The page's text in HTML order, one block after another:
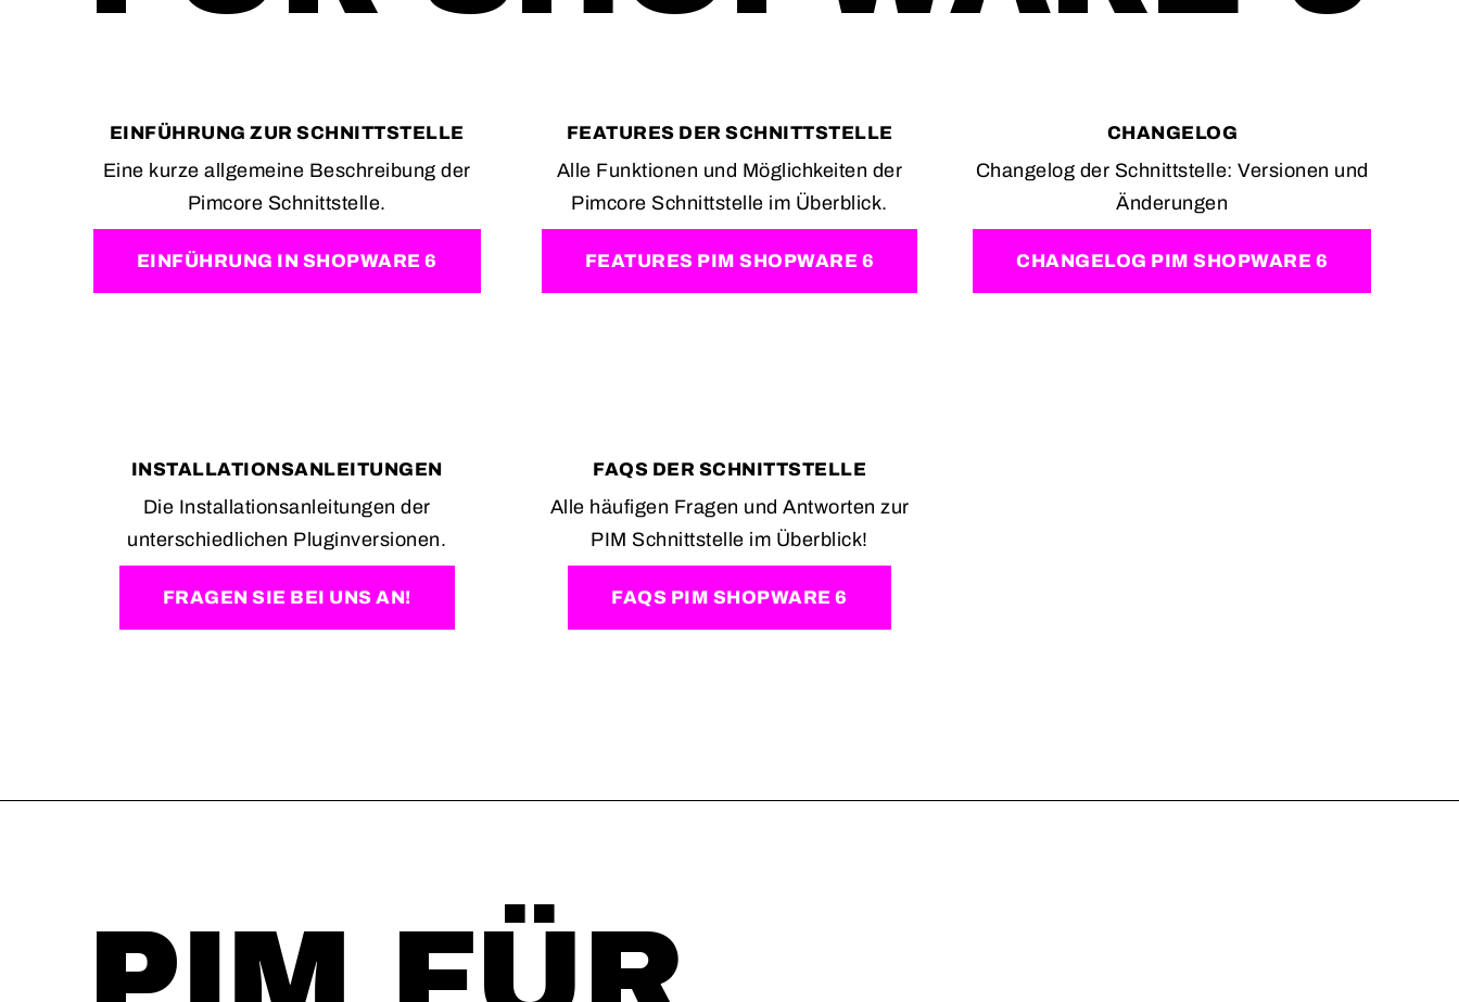
EINFÜHRUNG ZUR SCHNITTSTELLE
Eine kurze allgemeine Beschreibung der
Pimcore Schnittstelle.
EINFÜHRUNG IN SHOPWARE 6
FEATURES DER SCHNITTSTELLE
Alle Funktionen und Möglichkeiten der
Pimcore Schnittstelle im Überblick.
FEATURES PIM SHOPWARE 6
CHANGELOG
Changelog der Schnittstelle: Versionen und
Änderungen
CHANGELOG PIM SHOPWARE 6
INSTALLATIONSANLEITUNGEN
Die Installationsanleitungen der
unterschiedlichen Pluginversionen.
FRAGEN SIE BEI UNS AN!
FAQS DER SCHNITTSTELLE
Alle häufigen Fragen und Antworten zur
PIM Schnittstelle im Überblick!
FAQS PIM SHOPWARE 6